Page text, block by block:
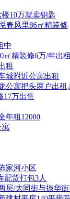
10万就卖钥匙
春风里86㎡精装修
中
㎡精装修6万/年出租
租
城附近公寓出租
公寓把头两户出
17万出售
年租12000
寓
家河小区
配货打包3人
层/大同街与振华